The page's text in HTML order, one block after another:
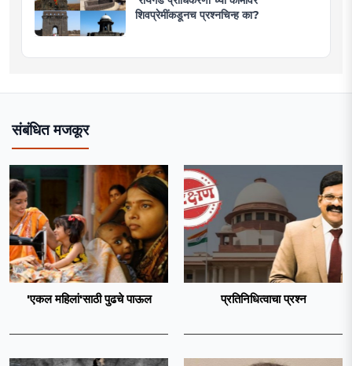
शिवप्रेमींकडूनच प्रश्नचिन्ह का?
संबंधित मजकूर
'एकल महिलां'साठी पुढचे पाऊल प्रतिनिधित्वाचा प्रश्न